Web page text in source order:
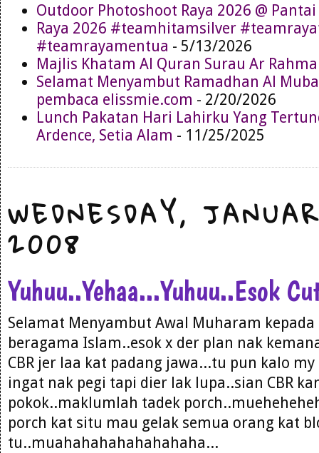
Outdoor Photoshoot Raya 2026 @ Pantai
Raya 2026 #teamhitamsilver
#teamrayamentua - 5/13/2026
Majlis Khatam Al Quran Surau Ar
Selamat Menyambut Ramadhan Al
pembaca elissmie.com - 2/20/2026
Lunch Pakatan Hari Lahirku Yang
Ardence, Setia Alam - 11/25/2025
WEDNESDAY,
2008
Yuhuu..Yehaa...Yuhuu..Esok
Selamat Menyambut Awal Muharam kepada
beragama Islam..esok x der plan nak
CBR jer laa kat padang jawa...tu pun kalo
ingat nak pegi tapi dier lak lupa..sian CBR
pokok..maklumlah tadek
porch kat situ mau gelak semua orang kat
tu..muahahahahahahahaha...